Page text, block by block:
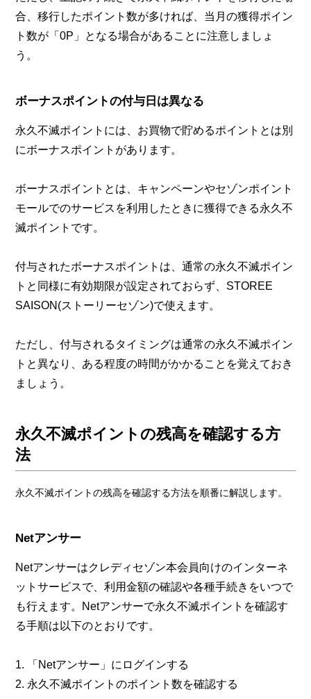
合、移行したポイント数が多ければ、当月の獲得ポイン
ト数が「0P」となる場合があることに注意しましょ
う。
ボーナスポイントの付与日は異なる
永久不滅ポイントには、お買物で貯めるポイントとは別
にボーナスポイントがあります。
ボーナスポイントとは、キャンペーンやセゾンポイント
モールでのサービスを利用したときに獲得できる永久不
滅ポイントです。
付与されたボーナスポイントは、通常の永久不滅ポイン
トと同様に有効期限が設定されておらず、STOREE
SAISON(ストーリーセゾン)で使えます。
ただし、付与されるタイミングは通常の永久不滅ポイン
トと異なり、ある程度の時間がかかることを覚えておき
ましょう。
永久不滅ポイントの残高を確認する方
法
永久不滅ポイントの残高を確認する方法を順番に解説します。
Netアンサー
Netアンサーはクレディセゾン本会員向けのインターネ
ットサービスで、利用金額の確認や各種手続きをいつで
も行えます。Netアンサーで永久不滅ポイントを確認す
る手順は以下のとおりです。
1. 「Netアンサー」にログインする
2. 永久不滅ポイントのポイント数を確認する